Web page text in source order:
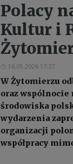
Polacy
Kultur i
16.05.2026 17:37
W Żytomierzu
oraz wspólnocie
środowiska
wydarzenia
organizacji
współpracy